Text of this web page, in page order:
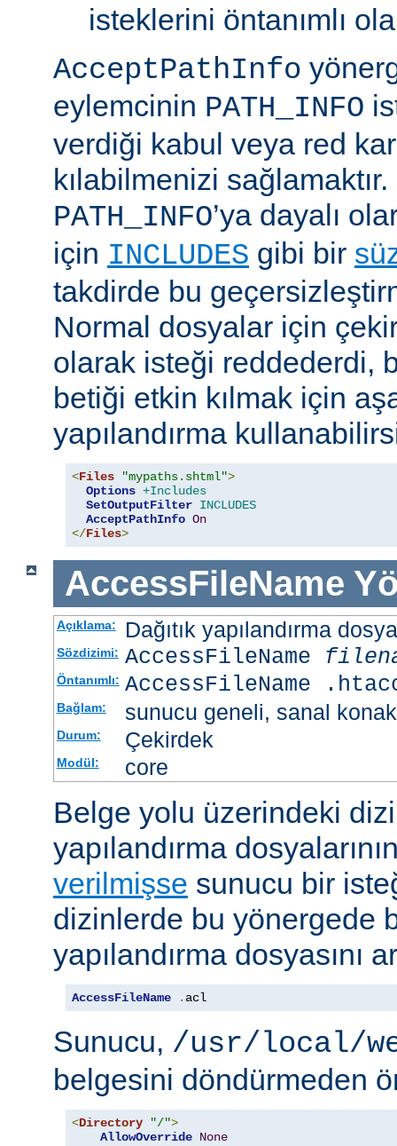
isteklerini öntanımlı
AcceptPathInfo
eylemcinin PATH_INFO
verdiği kabul veya red
kılabilmenizi
PATH_INFO’ya dayalı
için INCLUDES gibi bir
takdirde bu
Normal dosyalar için
olarak isteği reddederdi,
betiği etkin kılmak için
yapılandırma
<Files "mypaths.shtml">
Options +Includes
SetOutputFilter INCLUDES
AcceptPathInfo On
</Files>
AccessFileName
Açıklama: Dağıtık yapılandırma
Sözdizimi: AccessFileName
Öntanımlı: AccessFileName
Bağlam: sunucu geneli, sanal konak
Durum: Çekirdek
Modül: core
Belge yolu üzerindeki
yapılandırma
verilmişse sunucu bir
dizinlerde bu yönergede
yapılandırma dosyasını
AccessFileName . acl
Sunucu, /usr/local/
belgesini döndürmeden
<Directory "/">
AllowOverride None